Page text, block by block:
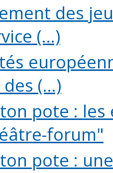
des
(...)
(...)
pote :
forum"
pote :